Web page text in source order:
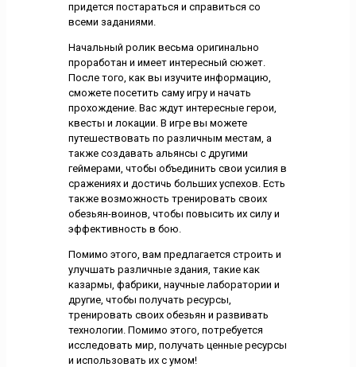
придется постараться и справиться со
всеми заданиями.
Начальный ролик весьма оригинально
проработан и имеет интересный сюжет.
После того, как вы изучите информацию,
сможете посетить саму игру и начать
прохождение. Вас ждут интересные герои,
квесты и локации. В игре вы можете
путешествовать по различным местам, а
также создавать альянсы с другими
геймерами, чтобы объединить свои усилия в
сражениях и достичь больших успехов. Есть
также возможность тренировать своих
обезьян-воинов, чтобы повысить их силу и
эффективность в бою.
Помимо этого, вам предлагается строить и
улучшать различные здания, такие как
казармы, фабрики, научные лаборатории и
другие, чтобы получать ресурсы,
тренировать своих обезьян и развивать
технологии. Помимо этого, потребуется
исследовать мир, получать ценные ресурсы
и использовать их с умом!